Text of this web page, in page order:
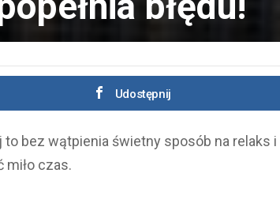
Udostępnij
bez wątpienia świetny sposób na relaks
miło czas.